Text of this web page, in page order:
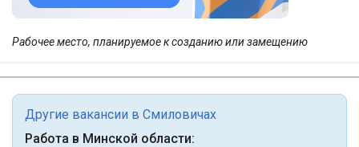
Рабочее место, планируемое к созданию или замещению
Другие вакансии в Смиловичах
Работа в Минской области: